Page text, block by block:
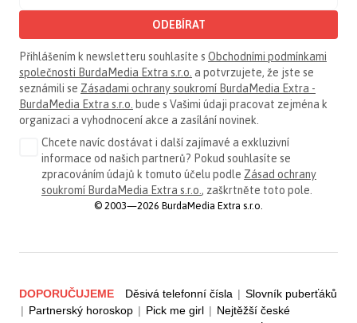
ODEBÍRAT
Přihlášením k newsletteru souhlasíte s Obchodními podmínkami
společnosti BurdaMedia Extra s.r.o. a potvrzujete, že jste se
seznámili se Zásadami ochrany soukromí BurdaMedia Extra -
BurdaMedia Extra s.r.o. bude s Vašimi údaji pracovat zejména k
organizaci a vyhodnocení akce a zasílání novinek.
Chcete navíc dostávat i další zajímavé a exkluzivní
informace od našich partnerů? Pokud souhlasíte se
zpracováním údajů k tomuto účelu podle Zásad ochrany
soukromí BurdaMedia Extra s.r.o., zaškrtněte toto pole.
© 2003—2026 BurdaMedia Extra s.r.o.
DOPORUČUJEME Děsivá telefonní čísla | Slovník puberťáků
| Partnerský horoskop | Pick me girl | Nejtěžší české